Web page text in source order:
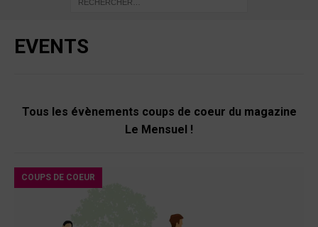
EVENTS
Tous les évènements coups de coeur du magazine
Le Mensuel !
COUPS DE COEUR